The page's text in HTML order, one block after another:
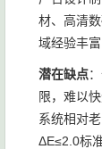
材、高清
域经验丰富
潜在缺点
限，难以
系统相对
ΔE≤2.0标